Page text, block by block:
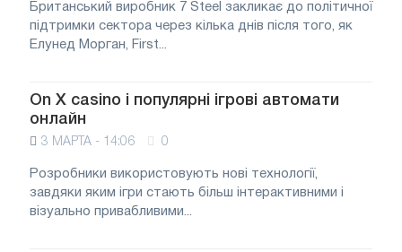
Британський виробник 7 Steel закликає до політичної
підтримки сектора через кілька днів після того, як
Елунед Морган, First...
On X casino і популярні ігрові автомати
онлайн
3 МАРТА - 14:06 0
Розробники використовують нові технології,
завдяки яким ігри стають більш інтерактивними і
візуально привабливими...